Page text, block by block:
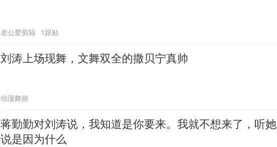
老公爱剪辑 1跟贴
刘涛上场现舞，文舞双全的撒贝宁真帅
动漫舞姬
蒋勤勤对刘涛说，我知道是你要来。我就不想来了，听她
说是因为什么